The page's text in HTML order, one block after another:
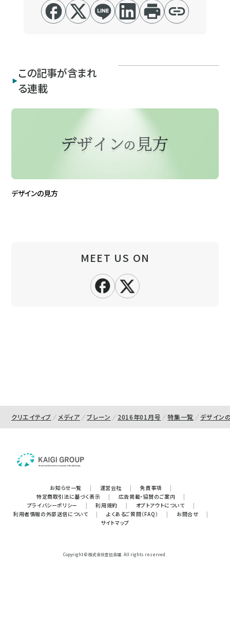
この記事が含まれ
る連載
デザインの見方
MEET US ON
クリエイティブ メディア ブレーン 2016年01月号 特集一覧 デザイン
お知らせ一覧 | 運営会社 | 免責事項
|
特定商取引法に基づく表示
| 広告掲載・協賛のご案内
|
プライバシーポリシー
| 利用規約 | オプトアウトについて
|
利用者情報の外部送信について
| よくあるご質問（FAQ） | お問合せ
|
サイトマップ
Copyright © 株式会社宣伝会議. All rights reserved.